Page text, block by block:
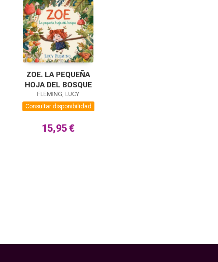
ZOE. LA PEQUEÑA
HOJA DEL BOSQUE
FLEMING, LUCY
Consultar disponibilidad
15,95 €